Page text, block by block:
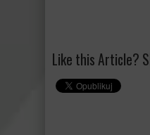
Like this Article?